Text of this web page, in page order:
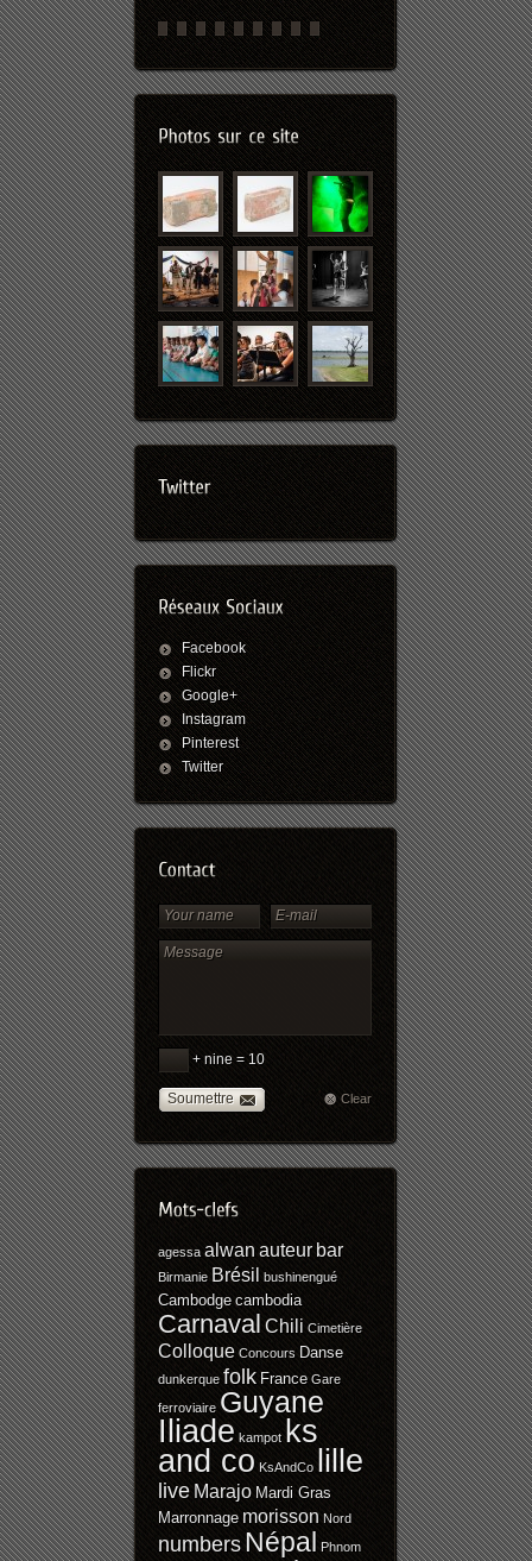
Facebook
Flickr
Google+
Instagram
Pinterest
Twitter
+ nine = 10
Soumettre Clear
agessa alwan auteur bar
Birmanie Brésil bushinengué
Cambodge cambodia
Carnaval Chili Cimetière
Colloque Concours Danse
dunkerque folk France Gare
ferroviaire Guyane
Iliade kampot ks
and co KsAndCo lille
live Marajo Mardi Gras
Marronnage morisson Nord
numbers Népal Phnom